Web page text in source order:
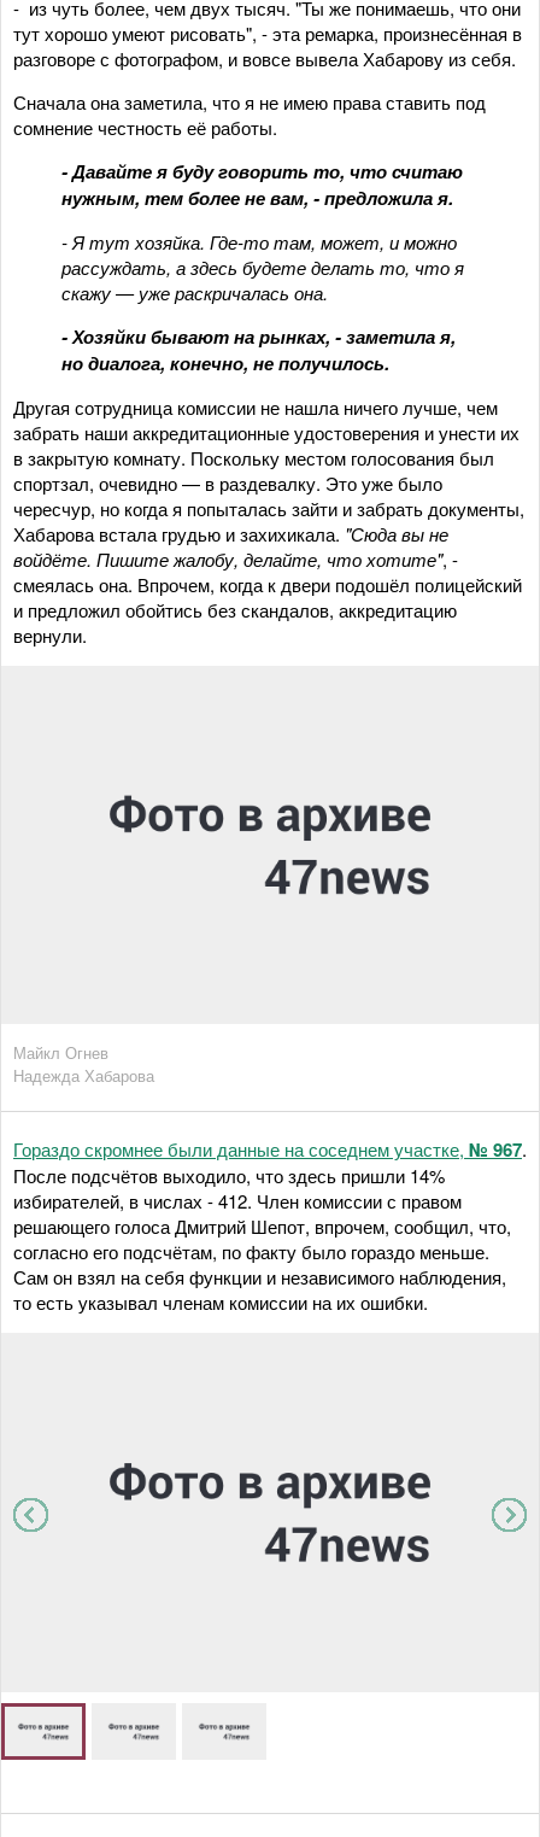
- из чуть более, чем двух тысяч. "Ты же понимаешь, что они
тут хорошо умеют рисовать", - эта ремарка, произнесённая в
разговоре с фотографом, и вовсе вывела Хабарову из себя.
Сначала она заметила, что я не имею права ставить под
сомнение честность её работы.
- Давайте я буду говорить то, что считаю
нужным, тем более не вам, - предложила я.
- Я тут хозяйка. Где-то там, может, и можно
рассуждать, а здесь будете делать то, что я
скажу — уже раскричалась она.
- Хозяйки бывают на рынках, - заметила я,
но диалога, конечно, не получилось.
Другая сотрудница комиссии не нашла ничего лучше, чем
забрать наши аккредитационные удостоверения и унести их
в закрытую комнату. Поскольку местом голосования был
спортзал, очевидно — в раздевалку. Это уже было
чересчур, но когда я попыталась зайти и забрать документы,
Хабарова встала грудью и захихикала. "Сюда вы не
войдёте. Пишите жалобу, делайте, что хотите", -
смеялась она. Впрочем, когда к двери подошёл полицейский
и предложил обойтись без скандалов, аккредитацию
вернули.
Майкл Огнев
Надежда Хабарова
Гораздо скромнее были данные на соседнем участке, № 967.
После подсчётов выходило, что здесь пришли 14%
избирателей, в числах - 412. Член комиссии с правом
решающего голоса Дмитрий Шепот, впрочем, сообщил, что,
согласно его подсчётам, по факту было гораздо меньше.
Сам он взял на себя функции и независимого наблюдения,
то есть указывал членам комиссии на их ошибки.